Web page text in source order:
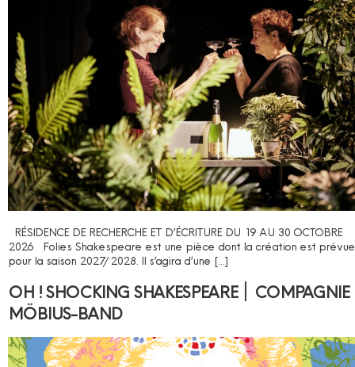
RÉSIDENCE DE RECHERCHE ET D’ÉCRITURE DU 19 AU 30 OCTOBRE
2026 Folies Shakespeare est une pièce dont la création est prévue
pour la saison 2027/2028. Il s’agira d’une […]
OH ! SHOCKING SHAKESPEARE ׀ COMPAGNIE
MÖBIUS-BAND